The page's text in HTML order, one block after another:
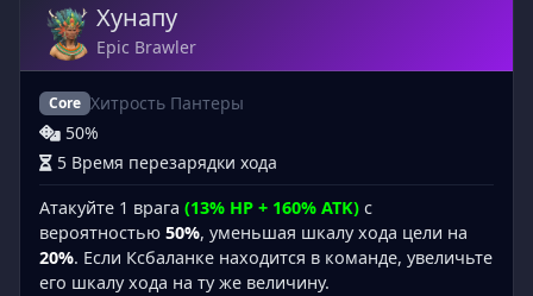
Хунапу
Epic Brawler
Core Хитрость Пантеры
50%
5 Время перезарядки хода
Атакуйте 1 врага (13% HP + 160% ATK) с
вероятностью 50%, уменьшая шкалу хода цели на
20%. Если Ксбаланке находится в команде, увеличьте
его шкалу хода на ту же величину.